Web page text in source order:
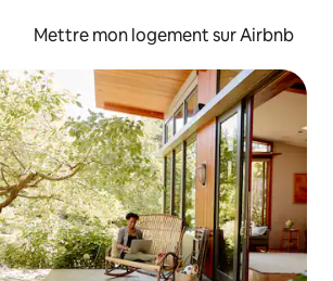
Mettre mon logement sur Airbnb